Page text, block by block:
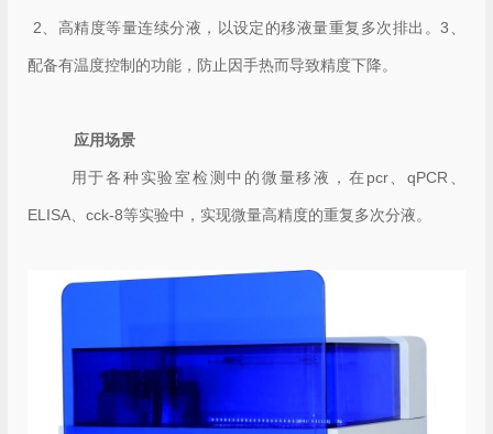
2、高精度等量连续分液，以设定的移液量重复多次排出。3、
配备有温度控制的功能，防止因手热而导致精度下降。
应用场景
用于各种实验室检测中的微量移液，在pcr、qPCR、
ELISA、cck-8等实验中，实现微量高精度的重复多次分液。